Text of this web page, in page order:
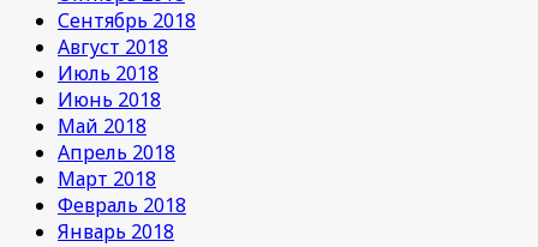
Сентябрь 2018
Август 2018
Июль 2018
Июнь 2018
Май 2018
Апрель 2018
Март 2018
Февраль 2018
Январь 2018